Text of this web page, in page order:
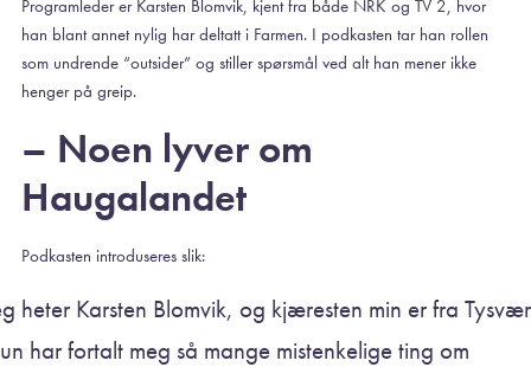
Programleder er Karsten Blomvik, kjent fra både NRK og TV 2, hvor
han blant annet nylig har deltatt i Farmen. I podkasten tar han rollen
som undrende “outsider” og stiller spørsmål ved alt han mener ikke
henger på greip.
– Noen lyver om
Haugalandet
Podkasten introduseres slik:
heter Karsten Blomvik, og kjæresten min er fra
har fortalt meg så mange mistenkelige ting om